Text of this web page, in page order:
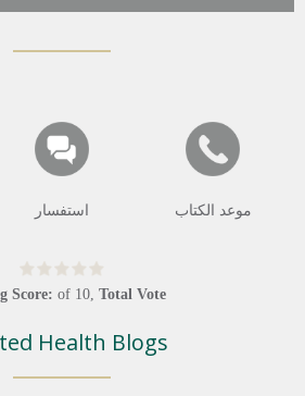
موعد الكتاب استفسار
Score: of 10, Total Vote:
Health Blogs